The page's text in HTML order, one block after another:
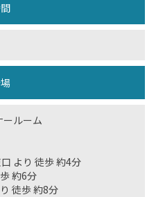
ルーム
より 徒歩 約4分
約6分
徒歩 約8分